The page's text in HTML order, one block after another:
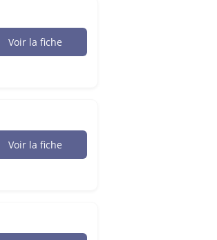
Voir la fiche
Voir la fiche